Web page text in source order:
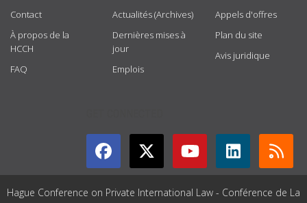
Contact
À propos de la
HCCH
FAQ
Actualités (Archives)
Dernières mises à
jour
Emplois
Appels d'offres
Plan du site
Avis juridique
Hague Conference on Private International Law - Conférence de La